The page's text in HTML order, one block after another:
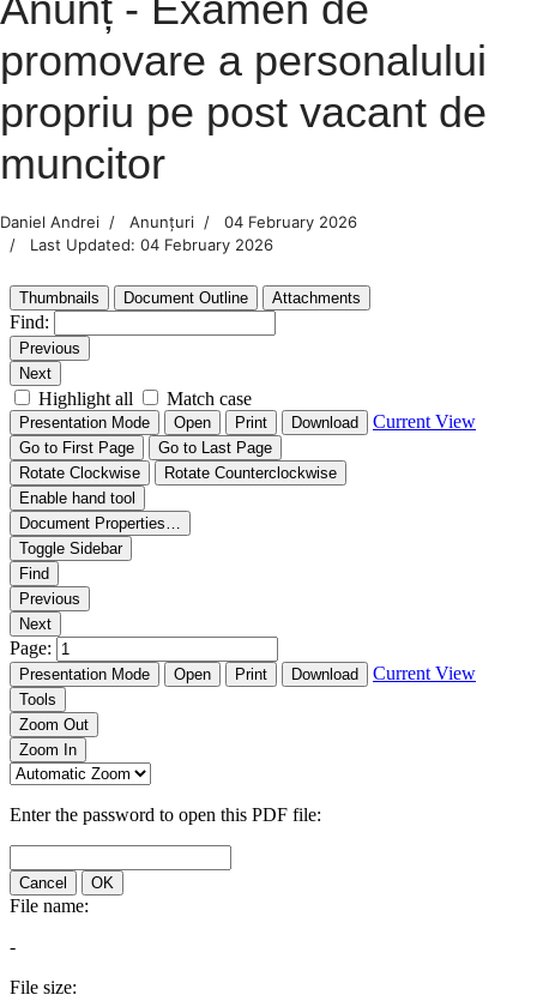
promovare a personalului
propriu pe post vacant de
muncitor
Daniel Andrei Anunțuri
04 February 2026
Last Updated: 04 February 2026